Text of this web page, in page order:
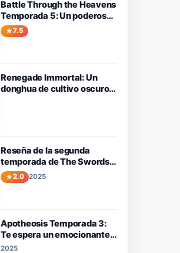
Battle Through the Heavens
Temporada 5: Un poderoso
donghua de fantasía que
vale la pena ver
7.5
Renegade Immortal: Un
donghua de cultivo oscuro y
Reseña de la segunda
temporada de The Swords:
Un viaje de crecimiento y
aventura.
2.0 2025
Apotheosis Temporada 3:
Te espera un emocionante
viaje de amor y destino.
2025